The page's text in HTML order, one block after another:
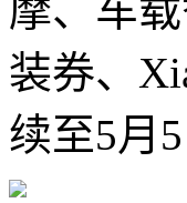
摩、车
装券、
续至5月5